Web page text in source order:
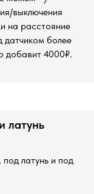
выключения
на расстояние
датчиком более
добавит 4000₽.
латунь
латунь и под